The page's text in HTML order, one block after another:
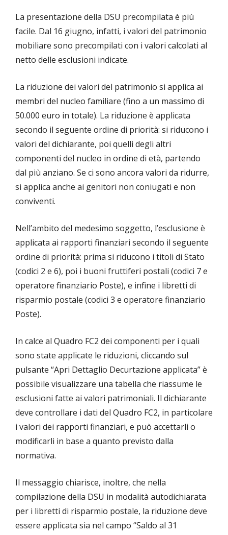
La presentazione della DSU precompilata è più
facile. Dal 16 giugno, infatti, i valori del patrimonio
mobiliare sono precompilati con i valori calcolati al
netto delle esclusioni indicate.
La riduzione dei valori del patrimonio si applica ai
membri del nucleo familiare (fino a un massimo di
50.000 euro in totale). La riduzione è applicata
secondo il seguente ordine di priorità: si riducono i
valori del dichiarante, poi quelli degli altri
componenti del nucleo in ordine di età, partendo
dal più anziano. Se ci sono ancora valori da ridurre,
si applica anche ai genitori non coniugati e non
conviventi.
Nell’ambito del medesimo soggetto, l’esclusione è
applicata ai rapporti finanziari secondo il seguente
ordine di priorità: prima si riducono i titoli di Stato
(codici 2 e 6), poi i buoni fruttiferi postali (codici 7 e
operatore finanziario Poste), e infine i libretti di
risparmio postale (codici 3 e operatore finanziario
Poste).
In calce al Quadro FC2 dei componenti per i quali
sono state applicate le riduzioni, cliccando sul
pulsante “Apri Dettaglio Decurtazione applicata” è
possibile visualizzare una tabella che riassume le
esclusioni fatte ai valori patrimoniali. Il dichiarante
deve controllare i dati del Quadro FC2, in particolare
i valori dei rapporti finanziari, e può accettarli o
modificarli in base a quanto previsto dalla
normativa.
Il messaggio chiarisce, inoltre, che nella
compilazione della DSU in modalità autodichiarata
per i libretti di risparmio postale, la riduzione deve
essere applicata sia nel campo “Saldo al 31